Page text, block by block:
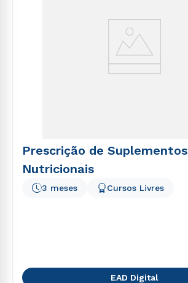
Prescrição de Suplementos
Nutricionais
3 meses Cursos Livres
EAD Digital